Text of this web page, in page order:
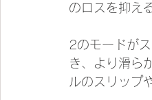
のロスを抑え
2のモードが
き、より滑ら
ルのスリップ